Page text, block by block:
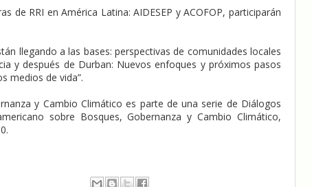
de RRI en América Latina: AIDESEP y ACOFOP, participarán
llegando a las bases: perspectivas de comunidades locales
y después de Durban: Nuevos enfoques y próximos pasos
medios de vida”.
y Cambio Climático es parte de una serie de Diálogos
sobre Bosques, Gobernanza y Cambio Climático,